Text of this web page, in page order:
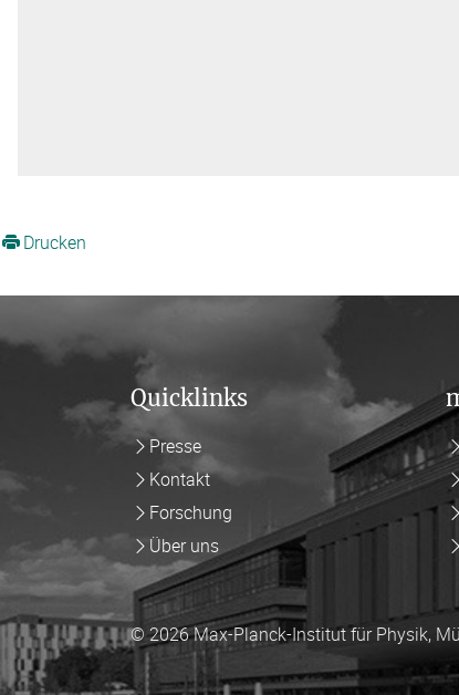
Drucken
Quicklinks
Presse
Kontakt
Forschung
Über uns
© 2026 Max-Planck-Institut für Physik,